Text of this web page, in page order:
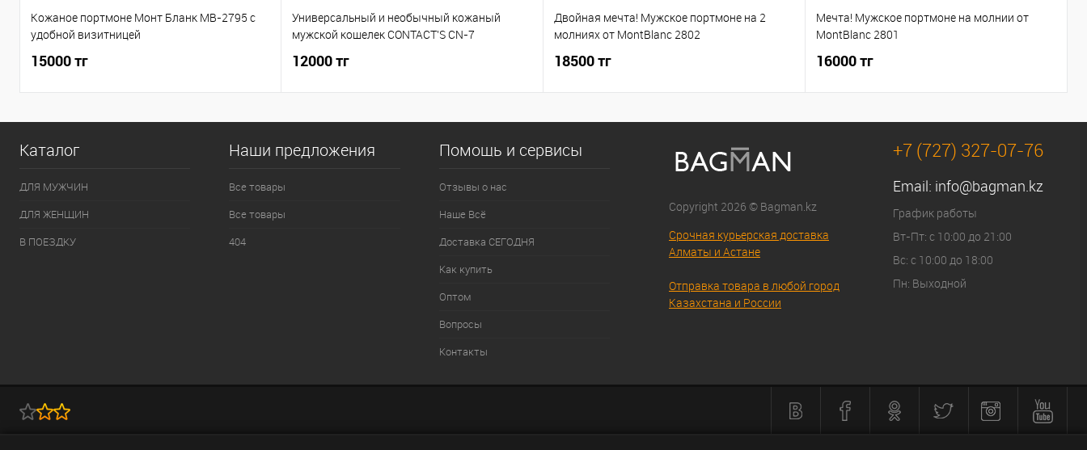
Кожаное портмоне Монт Бланк MB-2795 c
удобной визитницей
15000 тг
Универсальный и необычный кожаный
мужской кошелек CONTACT'S CN-7
12000 тг
Двойная мечта! Мужское портмоне на 2
молниях от MontBlanc 2802
18500 тг
Мечта! Мужское портмоне на молнии от
MontBlanc 2801
16000 тг
Каталог
ДЛЯ МУЖЧИН
ДЛЯ ЖЕНЩИН
В ПОЕЗДКУ
Наши предложения
Все товары
Все товары
404
Помощь и сервисы
Отзывы о нас
Наше Всё
Доставка СЕГОДНЯ
Как купить
Оптом
Вопросы
Контакты
Copyright 2026 © Bagman.kz
Срочная курьерская доставка
Алматы и Астане
Отправка товара в любой город
Казахстана и России
+7 (727) 327-07-76
Email: info@bagman.kz
График работы
Вт-Пт: с 10:00 до 21:00
Вс: с 10:00 до 18:00
Пн: Выходной